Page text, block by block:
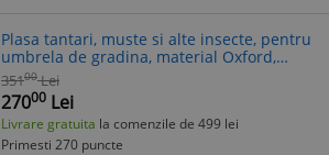
Plasa tantari, muste si alte insecte, pentru
umbrela de gradina, material Oxford,
negru, 300x230 cm
35100 Lei
27000 Lei
Livrare gratuita la comenzile de 499 lei
Primesti 270 puncte